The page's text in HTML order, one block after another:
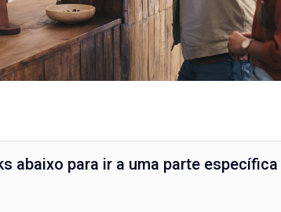
abaixo para ir a uma parte